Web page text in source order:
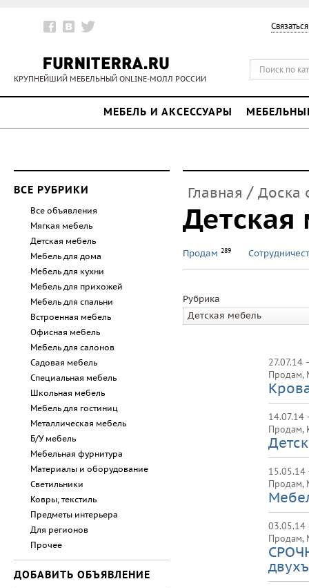
КРУПНЕЙШИЙ МЕБЕЛЬНЫЙ ONLINE-МОЛЛ РОССИИ
МЕБЕЛЬ И АКСЕССУАРЫ
Главная / Доска
Детская
Продам 289
Рубрика
Детская мебель
27.07.14
Продам,
14.07.14
Продам,
Продам,
03.05.14
Продам,
ВСЕ РУБРИКИ
Все объявления
Мягкая мебель
Детская мебель
Мебель для дома
Мебель для кухни
Мебель для прихожей
Мебель для спальни
Встроенная мебель
Офисная мебель
Мебель для салонов
Садовая мебель
Специальная мебель
Школьная мебель
Мебель для гостиниц
Металлическая мебель
Б/У мебель
Мебельная фурнитура
Материалы и оборудование
Светильники
Ковры, текстиль
Предметы интерьера
Для регионов
Прочее
ДОБАВИТЬ ОБЪЯВЛЕНИЕ